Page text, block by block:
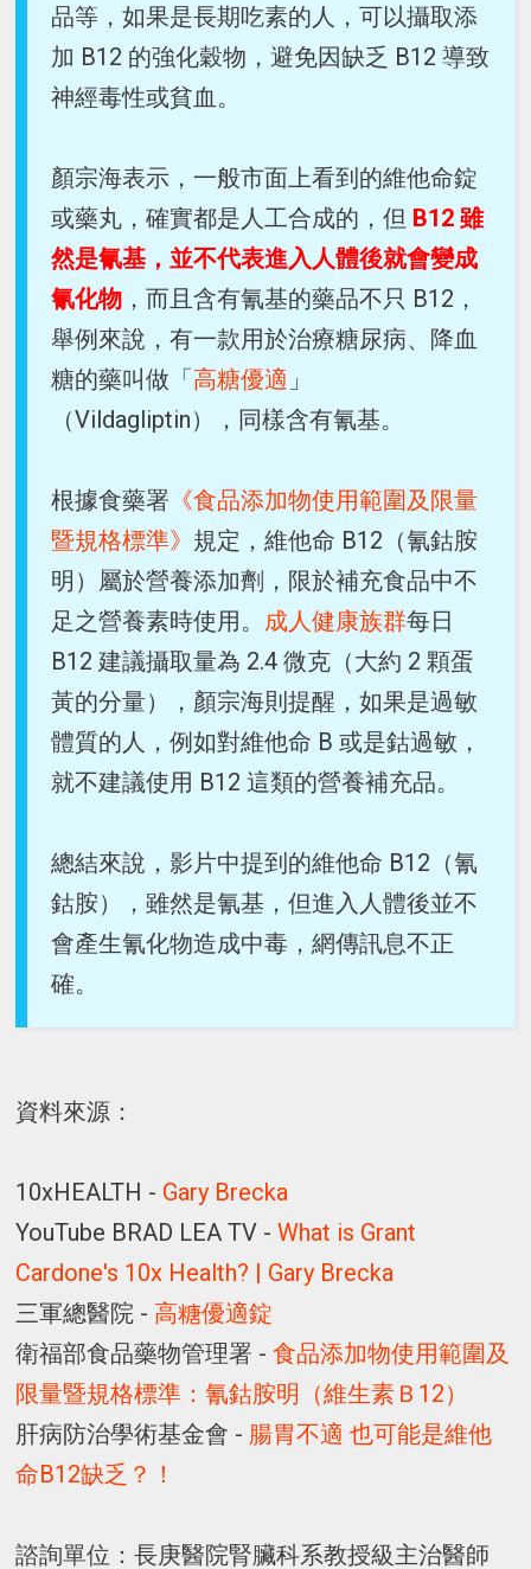
品等，如果是長期吃素的人，可以攝取添
加 B12 的強化穀物，避免因缺乏 B12 導致
神經毒性或貧血。
顏宗海表示，一般市面上看到的維他命錠
或藥丸，確實都是人工合成的，但 B12 雖
然是氰基，並不代表進入人體後就會變成
氰化物 ，而且含有氰基的藥品不只 B12，
舉例來說，有一款用於治療糖尿病、降血
糖的藥叫做「高糖優適 」
（Vildagliptin），同樣含有氰基。
根據食藥署 《食品添加物使用範圍及限量
暨規格標準》 規定，維他命 B12（氰鈷胺
明）屬於營養添加劑，限於補充食品中不
足之營養素時使用。 成人健康族群每日
B12 建議攝取量為 2.4 微克（大約 2 顆蛋
黃的分量），顏宗海則提醒，如果是過敏
體質的人，例如對維他命 B 或是鈷過敏，
就不建議使用 B12 這類的營養補充品。
總結來說，影片中提到的維他命 B12（氰
鈷胺），雖然是氰基，但進入人體後並不
會產生氰化物造成中毒，網傳訊息不正
確。
資料來源：
10xHEALTH - Gary Brecka
YouTube BRAD LEA TV -What is Grant
Cardone's 10x Health? | Gary Brecka
三軍總醫院 - 高糖優適錠
衛福部食品藥物管理署 -食品添加物使用範圍及
限量暨規格標準：氰鈷胺明（維生素Ｂ12）
肝病防治學術基金會 - 腸胃不適 也可能是維他
命B12缺乏？！
諮詢單位：長庚醫院腎臟科系教授級主治醫師